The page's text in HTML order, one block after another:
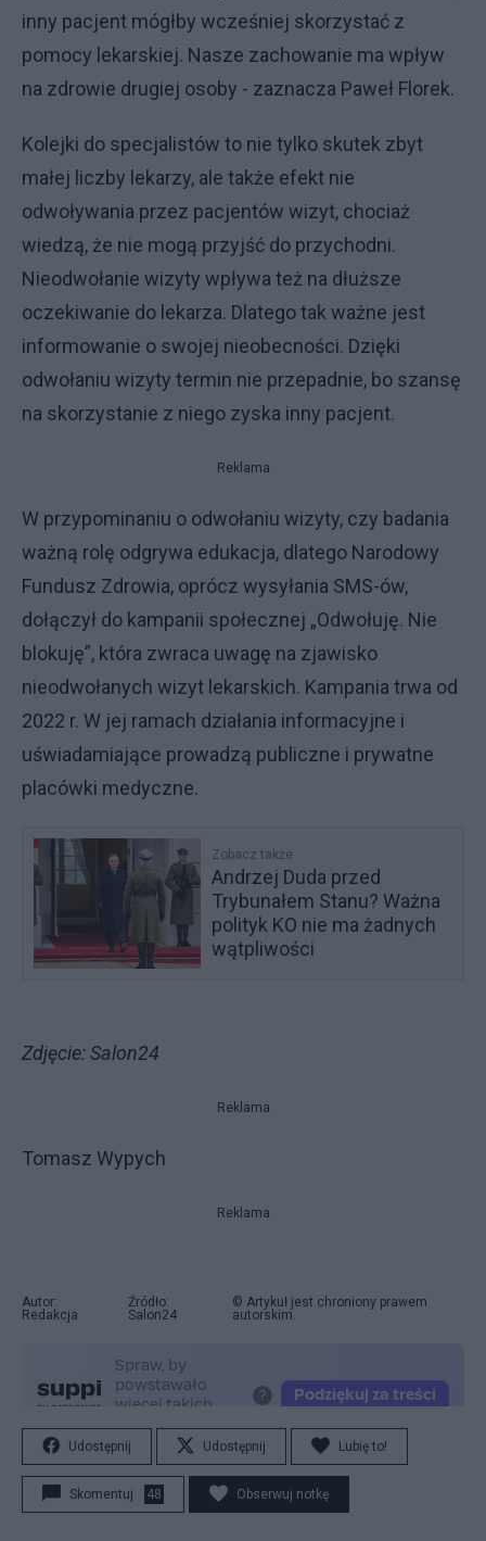
inny pacjent mógłby wcześniej skorzystać z
pomocy lekarskiej. Nasze zachowanie ma wpływ
na zdrowie drugiej osoby - zaznacza Paweł Florek.
Kolejki do specjalistów to nie tylko skutek zbyt
małej liczby lekarzy, ale także efekt nie
odwoływania przez pacjentów wizyt, chociaż
wiedzą, że nie mogą przyjść do przychodni.
Nieodwołanie wizyty wpływa też na dłuższe
oczekiwanie do lekarza. Dlatego tak ważne jest
informowanie o swojej nieobecności. Dzięki
odwołaniu wizyty termin nie przepadnie, bo szansę
na skorzystanie z niego zyska inny pacjent.
Reklama
W przypominaniu o odwołaniu wizyty, czy badania
ważną rolę odgrywa edukacja, dlatego Narodowy
Fundusz Zdrowia, oprócz wysyłania SMS-ów,
dołączył do kampanii społecznej „Odwołuję. Nie
blokuję”, która zwraca uwagę na zjawisko
nieodwołanych wizyt lekarskich. Kampania trwa od
2022 r. W jej ramach działania informacyjne i
uświadamiające prowadzą publiczne i prywatne
placówki medyczne.
Zobacz także
Andrzej Duda przed
Trybunałem Stanu? Ważna
polityk KO nie ma żadnych
wątpliwości
Zdjęcie: Salon24
Reklama
Tomasz Wypych
Reklama
Autor:
Redakcja
Źródło:
Salon24
© Artykuł jest chroniony prawem
autorskim.
Udostępnij Udostępnij Lubię to!
Skomentuj 48 Obserwuj notkę